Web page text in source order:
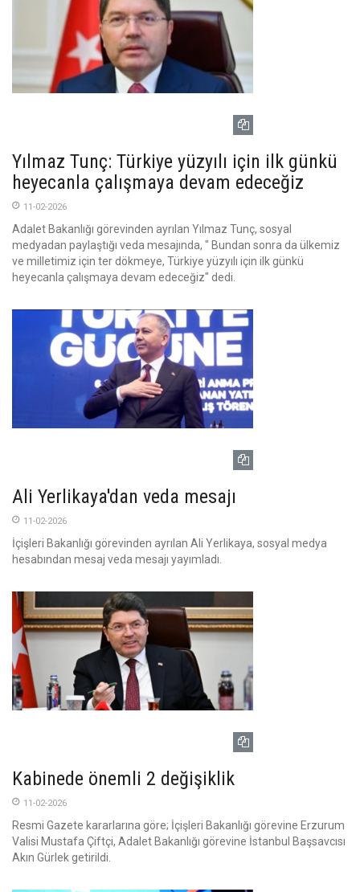
Yılmaz Tunç: Türkiye yüzyılı için ilk günkü
heyecanla çalışmaya devam edeceğiz
11-02-2026
Adalet Bakanlığı görevinden ayrılan Yılmaz Tunç, sosyal
medyadan paylaştığı veda mesajında, " Bundan sonra da ülkemiz
ve milletimiz için ter dökmeye, Türkiye yüzyılı için ilk günkü
heyecanla çalışmaya devam edeceğiz" dedi.
Ali Yerlikaya'dan veda mesajı
11-02-2026
İçişleri Bakanlığı görevinden ayrılan Ali Yerlikaya, sosyal medya
hesabından mesaj veda mesajı yayımladı.
Kabinede önemli 2 değişiklik
11-02-2026
Resmi Gazete kararlarına göre; İçişleri Bakanlığı görevine Erzurum
Valisi Mustafa Çiftçi, Adalet Bakanlığı görevine İstanbul Başsavcısı
Akın Gürlek getirildi.